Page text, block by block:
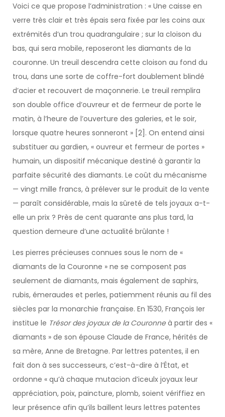
Voici ce que propose l’administration : « Une caisse en
verre très clair et très épais sera fixée par les coins aux
extrémités d’un trou quadrangulaire ; sur la cloison du
bas, qui sera mobile, reposeront les diamants de la
couronne. Un treuil descendra cette cloison au fond du
trou, dans une sorte de coffre-fort doublement blindé
d’acier et recouvert de maçonnerie. Le treuil remplira
son double office d’ouvreur et de fermeur de porte le
matin, à l’heure de l’ouverture des galeries, et le soir,
lorsque quatre heures sonneront » [2]. On entend ainsi
substituer au gardien, « ouvreur et fermeur de portes »
humain, un dispositif mécanique destiné à garantir la
parfaite sécurité des diamants. Le coût du mécanisme
— vingt mille francs, à prélever sur le produit de la vente
— paraît considérable, mais la sûreté de tels joyaux a-t-
elle un prix ? Près de cent quarante ans plus tard, la
question demeure d’une actualité brûlante !
Les pierres précieuses connues sous le nom de «
diamants de la Couronne » ne se composent pas
seulement de diamants, mais également de saphirs,
rubis, émeraudes et perles, patiemment réunis au fil des
siècles par la monarchie française. En 1530, François Ier
institue le Trésor des joyaux de la Couronneà partir des «
diamants » de son épouse Claude de France, hérités de
sa mère, Anne de Bretagne. Par lettres patentes, il en
fait don à ses successeurs, c’est-à-dire à l’État, et
ordonne « qu’à chaque mutacion d’iceulx joyaux leur
appréciation, poix, paincture, plomb, soient vériffiez en
leur présence afin qu’ils baillent leurs lettres patentes